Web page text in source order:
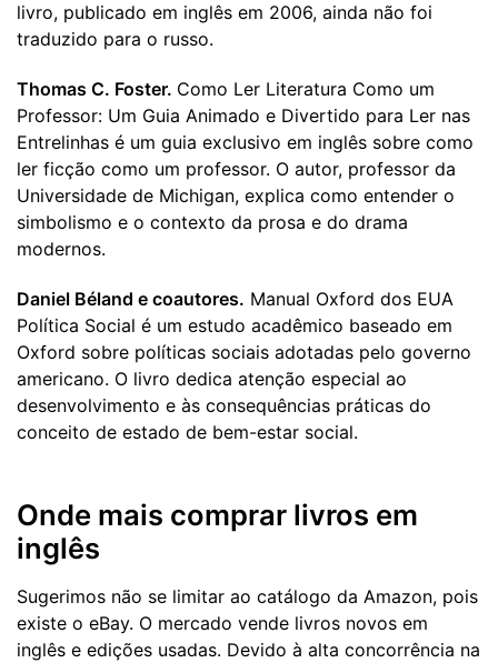
livro, publicado em inglês em 2006, ainda não foi
traduzido para o russo.
Thomas C. Foster. Como Ler Literatura Como um
Professor: Um Guia Animado e Divertido para Ler nas
Entrelinhas é um guia exclusivo em inglês sobre como
ler ficção como um professor. O autor, professor da
Universidade de Michigan, explica como entender o
simbolismo e o contexto da prosa e do drama
modernos.
Daniel Béland e coautores. Manual Oxford dos EUA
Política Social é um estudo acadêmico baseado em
Oxford sobre políticas sociais adotadas pelo governo
americano. O livro dedica atenção especial ao
desenvolvimento e às consequências práticas do
conceito de estado de bem-estar social.
Onde mais comprar livros em
inglês
Sugerimos não se limitar ao catálogo da Amazon, pois
existe o eBay. O mercado vende livros novos em
inglês e edições usadas. Devido à alta concorrência na